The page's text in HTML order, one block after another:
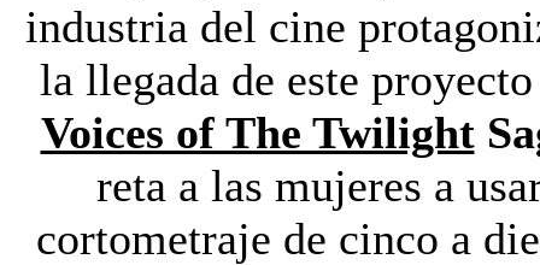
industria del cine
la llegada de este
Voices of The Twilight
reta a las mujeres a
cortometraje de cinco a